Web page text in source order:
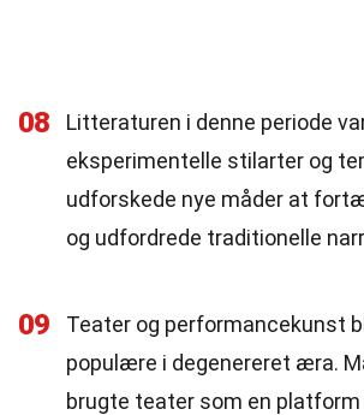
08
Litteraturen i denne periode
eksperimentelle stilarter og
udforskede nye måder at
og udfordrede traditionelle
09
Teater og performancekunst
populære i degenereret æra.
brugte teater som en